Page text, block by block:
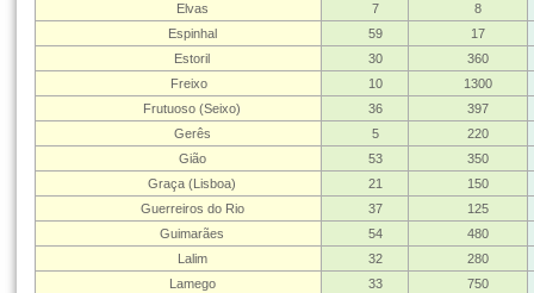
Elvas
7
8
Espinhal
59
17
Estoril
30
360
Freixo
10
1300
Frutuoso (Seixo)
36
397
Gerês
5
220
Gião
53
350
Graça (Lisboa)
21
150
Guerreiros do Rio
37
125
Guimarães
54
480
Lalim
32
280
Lamego
33
750